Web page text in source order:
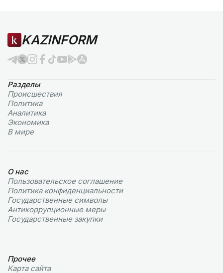
KAZINFORM
Разделы
Происшествия
Политика
Аналитика
Экономика
В мире
О нас
Пользовательское соглашение
Политика конфиденциальности
Государственные символы
Антикоррупционные меры
Государственные закупки
Прочее
Карта сайта